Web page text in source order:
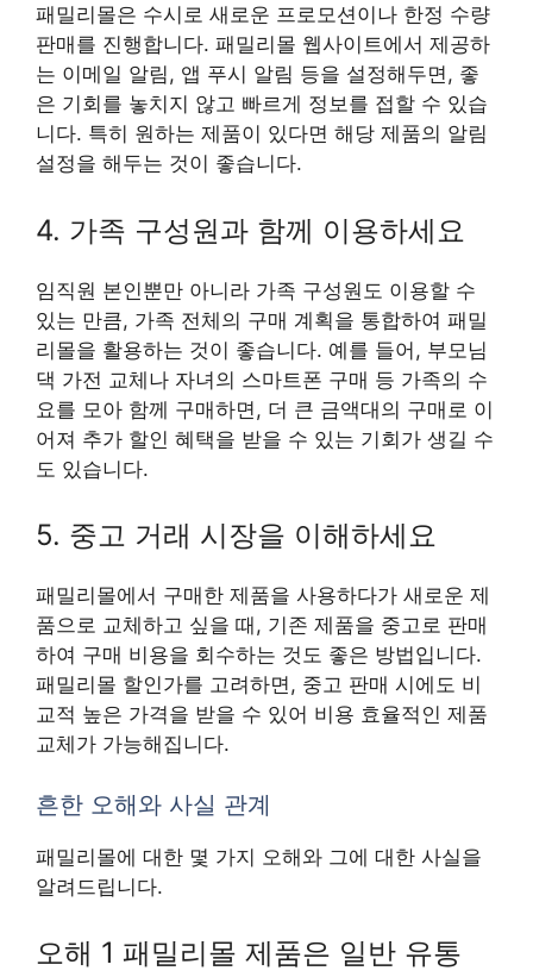
패밀리몰은 수시로 새로운 프로모션이나 한정 수량
판매를 진행합니다. 패밀리몰 웹사이트에서 제공하
는 이메일 알림, 앱 푸시 알림 등을 설정해두면, 좋
은 기회를 놓치지 않고 빠르게 정보를 접할 수 있습
니다. 특히 원하는 제품이 있다면 해당 제품의 알림
설정을 해두는 것이 좋습니다.
4. 가족 구성원과 함께 이용하세요
임직원 본인뿐만 아니라 가족 구성원도 이용할 수
있는 만큼, 가족 전체의 구매 계획을 통합하여 패밀
리몰을 활용하는 것이 좋습니다. 예를 들어, 부모님
댁 가전 교체나 자녀의 스마트폰 구매 등 가족의 수
요를 모아 함께 구매하면, 더 큰 금액대의 구매로 이
어져 추가 할인 혜택을 받을 수 있는 기회가 생길 수
도 있습니다.
5. 중고 거래 시장을 이해하세요
패밀리몰에서 구매한 제품을 사용하다가 새로운 제
품으로 교체하고 싶을 때, 기존 제품을 중고로 판매
하여 구매 비용을 회수하는 것도 좋은 방법입니다.
패밀리몰 할인가를 고려하면, 중고 판매 시에도 비
교적 높은 가격을 받을 수 있어 비용 효율적인 제품
교체가 가능해집니다.
흔한 오해와 사실 관계
패밀리몰에 대한 몇 가지 오해와 그에 대한 사실을
알려드립니다.
오해 1 패밀리몰 제품은 일반 유통